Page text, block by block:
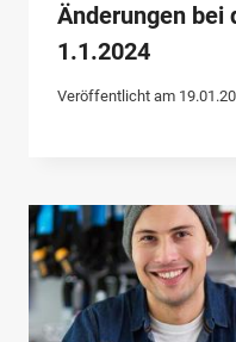
Änderungen bei
1.1.2024
Veröffentlicht am